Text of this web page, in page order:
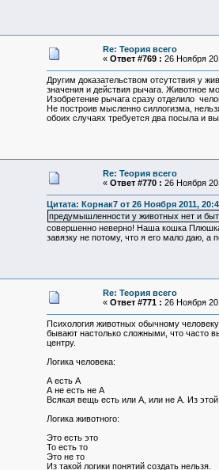
Re: Теория всего
« Ответ #769 : 26 Ноября
Другим доказательством отсутствия у
значения и действия рычага. Животное
Изобретение рычага сразу отделило
Не построив мысленно силлогизма,
обоих случаях требуется два посыла и
Re: Теория всего
« Ответ #770 : 26 Ноября
Цитата: Корнак7 от 26 Ноября 2011,
предумышленности у животных нет и
совершенно неверно! Наша кошка Плюшка
завязку не потому, что я его мало даю, а
Re: Теория всего
« Ответ #771 : 26 Ноября
Психология животных обычному
бывают настолько сложными, что часто
центру.
Логика человека:
А есть А
А не есть не А
Всякая вещь есть или А, или не А. Из этой
Логика животного:
Это есть это
То есть то
Это не то
Из такой логики понятий создать нельзя.